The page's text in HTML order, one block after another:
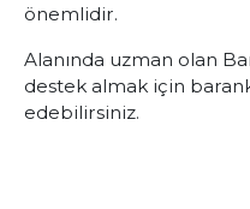
önemlidir.
Alanında uzman olan
destek almak için
edebilirsiniz.